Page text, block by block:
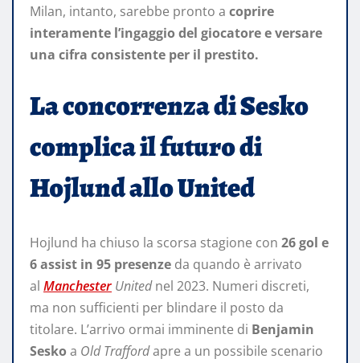
Milan, intanto, sarebbe pronto a coprire
interamente l’ingaggio del giocatore e versare
una cifra consistente per il prestito.
La concorrenza di Sesko
complica il futuro di
Hojlund allo United
Hojlund ha chiuso la scorsa stagione con 26 gol e
6 assist in 95 presenze da quando è arrivato
al Manchester Unitednel 2023. Numeri discreti,
ma non sufficienti per blindare il posto da
titolare. L’arrivo ormai imminente di Benjamin
Sesko a Old Traffordapre a un possibile scenario